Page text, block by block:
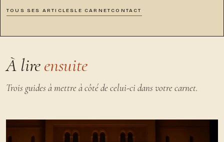
TOUS SES ARTICLESLE CARNET CONTACT
À lireensuite
Trois guides à mettre à côté de celui-ci dans votre carnet.